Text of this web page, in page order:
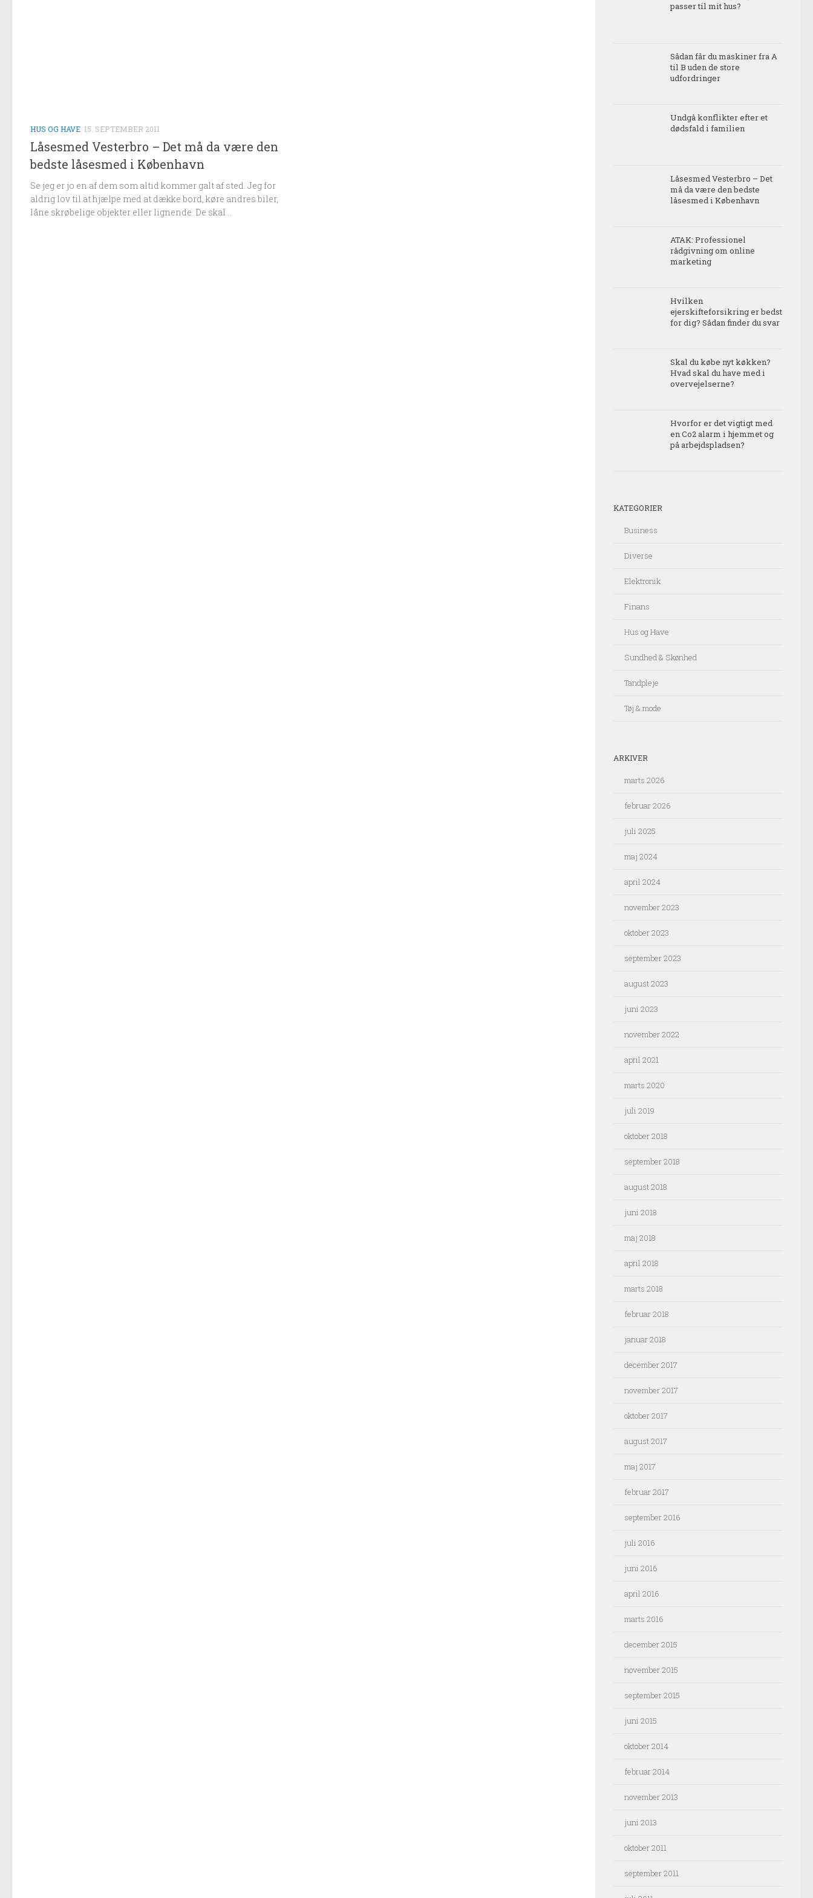
HUS OG HAVE 15. SEPTEMBER 2011
Låsesmed Vesterbro – Det må da være den
bedste låsesmed i København
Se jeg er jo en af dem som altid kommer galt af sted. Jeg for
aldrig lov til at hjælpe med at dække bord, køre andres biler,
låne skrøbelige objekter eller lignende. De skal...
passer til mit hus?
Sådan får du maskiner fra A
til B uden de store
udfordringer
Undgå konflikter efter et
dødsfald i familien
Låsesmed Vesterbro – Det
må da være den bedste
låsesmed i København
ATAK: Professionel
rådgivning om online
marketing
Hvilken
ejerskifteforsikring er bedst
for dig? Sådan finder du svar
Skal du købe nyt køkken?
Hvad skal du have med i
overvejelserne?
Hvorfor er det vigtigt med
en Co2 alarm i hjemmet og
på arbejdspladsen?
KATEGORIER
Business
Diverse
Elektronik
Finans
Hus og Have
Sundhed & Skønhed
Tandpleje
Tøj & mode
ARKIVER
marts 2026
februar 2026
juli 2025
maj 2024
april 2024
november 2023
oktober 2023
september 2023
august 2023
juni 2023
november 2022
april 2021
marts 2020
juli 2019
oktober 2018
september 2018
august 2018
juni 2018
maj 2018
april 2018
marts 2018
februar 2018
januar 2018
december 2017
november 2017
oktober 2017
august 2017
maj 2017
februar 2017
september 2016
juli 2016
juni 2016
april 2016
marts 2016
december 2015
november 2015
september 2015
juni 2015
oktober 2014
februar 2014
november 2013
juni 2013
oktober 2011
september 2011